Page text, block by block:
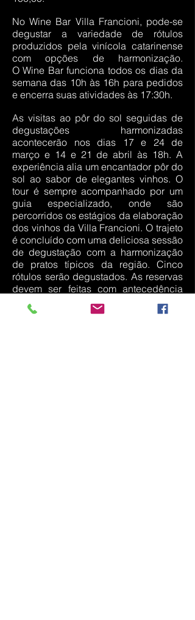
No Wine Bar Villa Francioni, pode-se
degustar a variedade de rótulos
produzidos pela vinícola catarinense
com opções de harmonização.
O Wine Bar funciona todos os dias da
semana das 10h às 16h para pedidos
e encerra suas atividades às 17:30h.
As visitas ao pôr do sol seguidas de
degustações harmonizadas
acontecerão nos dias 17 e 24 de
março e 14 e 21 de abril às 18h. A
experiência alia um encantador pôr do
sol ao sabor de elegantes vinhos. O
tour é sempre acompanhado por um
guia especializado, onde são
percorridos os estágios da elaboração
dos vinhos da Villa Francioni. O trajeto
é concluído com uma deliciosa sessão
de degustação com a harmonização
de pratos típicos da região. Cinco
rótulos serão degustados. As reservas
devem ser feitas com antecedência
através do e-
mail
eventos@villafrancioni.com.br